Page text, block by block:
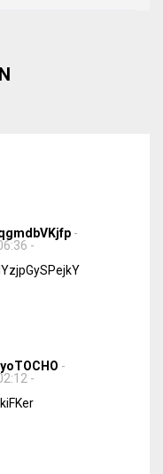
-
-
-
-